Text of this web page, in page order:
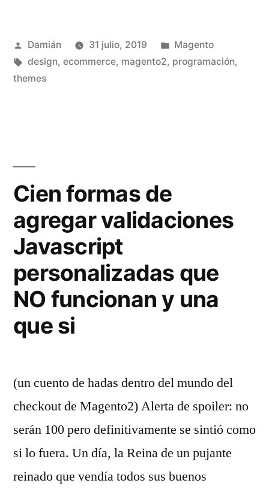
Publicado
por
Damián 31 julio, 2019
Publicado
en
Magento
Etiquetas:
design, ecommerce, magento2, programación,
themes
Cien formas de
agregar validaciones
Javascript
personalizadas que
NO funcionan y una
que si
(un cuento de hadas dentro del mundo del
checkout de Magento2) Alerta de spoiler: no
serán 100 pero definitivamente se sintió como
si lo fuera. Un día, la Reina de un pujante
reinado que vendía todos sus buenos